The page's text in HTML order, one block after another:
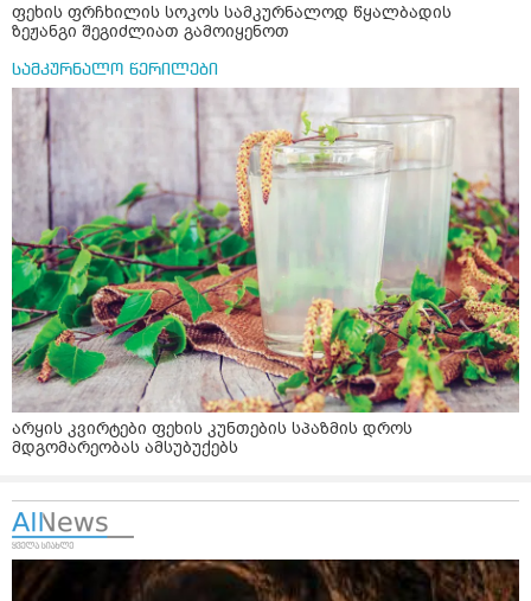
ფეხის ფრჩხილის სოკოს სამკურნალოდ წყალბადის
ზეჟანგი შეგიძლიათ გამოიყენოთ
სამკურნალო წერილები
არყის კვირტები ფეხის კუნთების სპაზმის დროს
მდგომარეობას ამსუბუქებს